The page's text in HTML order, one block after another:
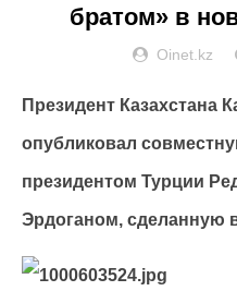
братом» в
Oinet.kz
Президент Казахстана
опубликовал
президентом Турции
Эрдоганом, сделанную